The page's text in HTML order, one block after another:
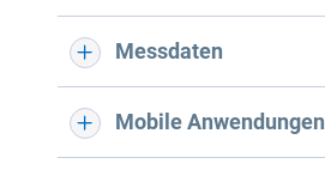
Messdaten
Mobile Anwendungen